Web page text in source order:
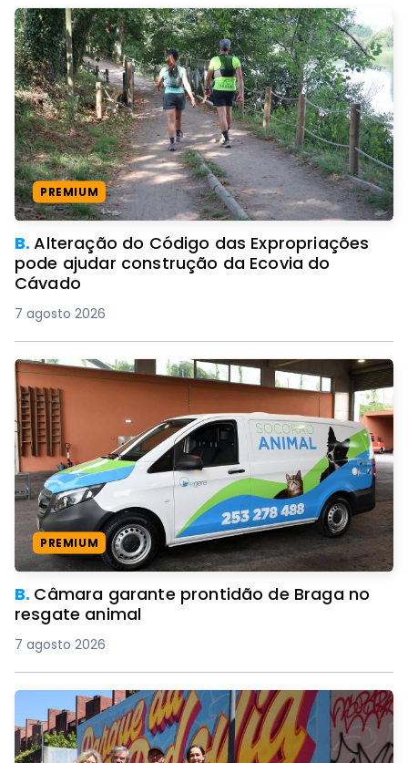
PREMIUM
B.Alteração do Código das Expropriações
pode ajudar construção da Ecovia do
Cávado
7 agosto 2026
PREMIUM
B. Câmara garante prontidão de Braga no
resgate animal
7 agosto 2026